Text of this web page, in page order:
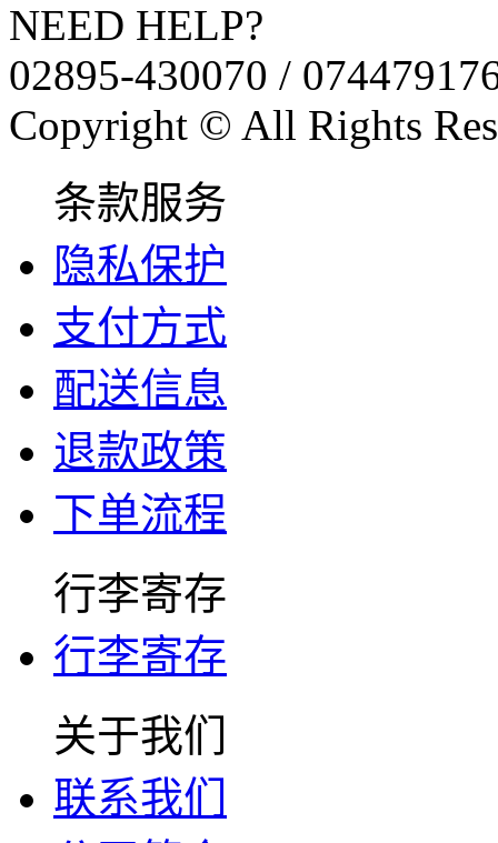
NEED HELP?
02895-430070 /
Copyright © All Rights
条款服务
隐私保护
支付方式
配送信息
退款政策
下单流程
行李寄存
行李寄存
关于我们
联系我们